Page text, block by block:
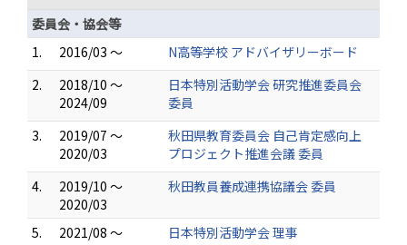
委員会・協会等
1.
2016/03 ～
N高等学校 アドバイザリーボード
2.
2018/10 ～
2024/09
日本特別活動学会 研究推進委員会
委員
3.
2019/07 ～
2020/03
秋田県教育委員会 自己肯定感向上
プロジェクト推進会議 委員
4.
2019/10 ～
2020/03
秋田教員養成連携協議会 委員
5. 2021/08 ～ 日本特別活動学会 理事